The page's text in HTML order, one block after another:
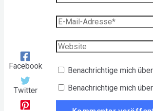
Facebook
Twitter
E-
Mail-
Adresse*
Website
Benachrichtige mich
Benachrichtige mich